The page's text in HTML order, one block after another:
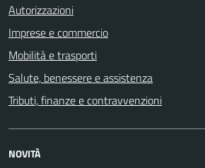
Autorizzazioni
Imprese e commercio
Mobilità e trasporti
Salute, benessere e assistenza
Tributi, finanze e contravvenzioni
NOVITÀ